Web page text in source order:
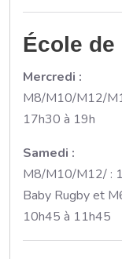
École de
Mercredi :
M8/M10/M12/
17h30 à 19h
Samedi :
M8/M10/M12/ :
Baby Rugby et
10h45 à 11h45